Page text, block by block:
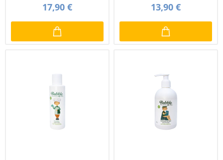
17,90 € 13,90 €